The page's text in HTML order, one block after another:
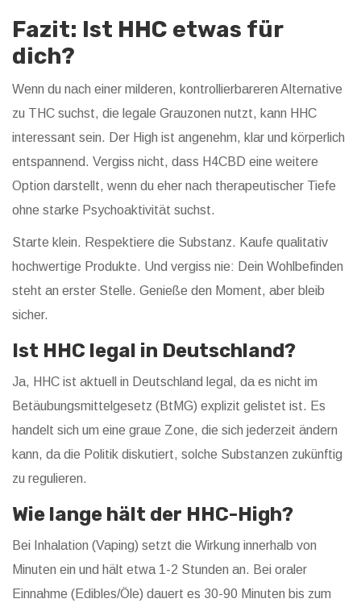
Fazit: Ist HHC etwas für
dich?
Wenn du nach einer milderen, kontrollierbareren Alternative
zu THC suchst, die legale Grauzonen nutzt, kann HHC
interessant sein. Der High ist angenehm, klar und körperlich
entspannend. Vergiss nicht, dass H4CBD eine weitere
Option darstellt, wenn du eher nach therapeutischer Tiefe
ohne starke Psychoaktivität suchst.
Starte klein. Respektiere die Substanz. Kaufe qualitativ
hochwertige Produkte. Und vergiss nie: Dein Wohlbefinden
steht an erster Stelle. Genieße den Moment, aber bleib
sicher.
Ist HHC legal in Deutschland?
Ja, HHC ist aktuell in Deutschland legal, da es nicht im
Betäubungsmittelgesetz (BtMG) explizit gelistet ist. Es
handelt sich um eine graue Zone, die sich jederzeit ändern
kann, da die Politik diskutiert, solche Substanzen zukünftig
zu regulieren.
Wie lange hält der HHC-High?
Bei Inhalation (Vaping) setzt die Wirkung innerhalb von
Minuten ein und hält etwa 1-2 Stunden an. Bei oraler
Einnahme (Edibles/Öle) dauert es 30-90 Minuten bis zum